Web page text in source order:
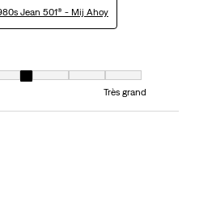
Jean 501® - Mij Ahoy
à Très petit et 7 est égal à Très grand
Très grand